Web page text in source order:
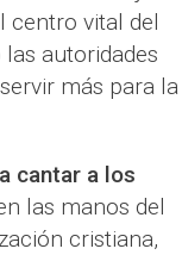
centro vital del
autoridades
más para la
cantar a los
las manos del
cristiana,